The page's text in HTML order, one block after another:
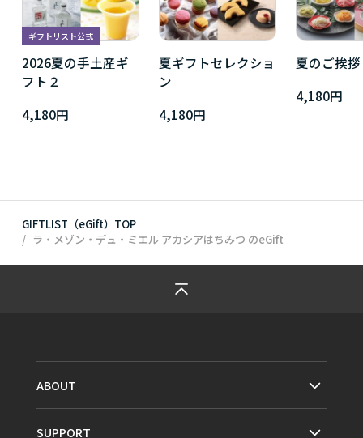
ギフトリスト公式
2026夏の手土産ギ
フト２
4,180円
夏ギフトセレクショ
ン
4,180円
夏のご挨拶
4,180円
GIFTLIST（eGift）TOP
ラ・メゾン・デュ・ミエル アカシアはちみつ のeGift
ABOUT
SUPPORT